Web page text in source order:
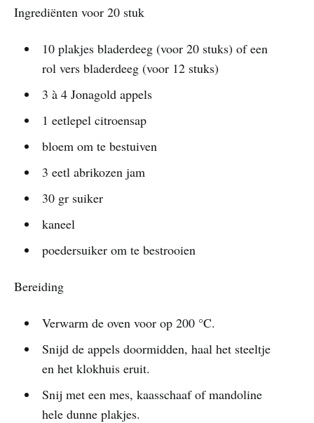
Ingrediënten voor 20 stuk
10 plakjes bladerdeeg (voor 20 stuks) of een
rol vers bladerdeeg (voor 12 stuks)
3 à 4 Jonagold appels
1 eetlepel citroensap
bloem om te bestuiven
3 eetl abrikozen jam
30 gr suiker
kaneel
poedersuiker om te bestrooien
Bereiding
Verwarm de oven voor op 200 °C.
Snijd de appels doormidden, haal het steeltje
en het klokhuis eruit.
Snij met een mes, kaasschaaf of mandoline
hele dunne plakjes.